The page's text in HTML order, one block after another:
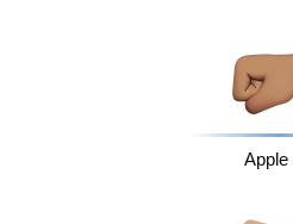
Apple